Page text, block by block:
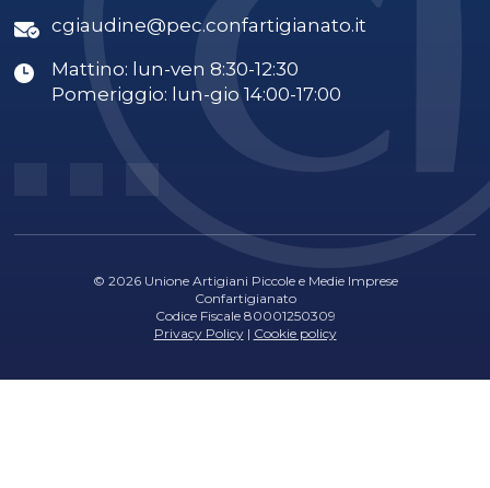
cgiaudine@pec.confartigianato.it
Mattino: lun-ven 8:30-12:30
Pomeriggio: lun-gio 14:00-17:00
© 2026 Unione Artigiani Piccole e Medie Imprese
Confartigianato
Codice Fiscale 80001250309
Privacy Policy| Cookie policy